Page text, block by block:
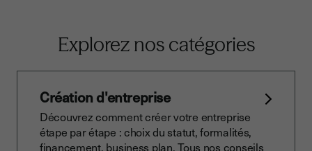
Explorez nos catégories
Création d'entreprise
Découvrez comment créer votre entreprise
étape par étape : choix du statut, formalités,
financement, business plan. Tous nos conseils